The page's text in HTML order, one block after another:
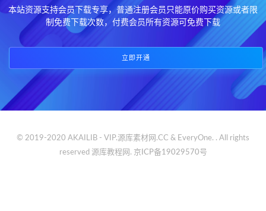
本站资源支持会员下载专享，普通注册会员只能原价购买资源或者限
制免费下载次数，付费会员所有资源可免费下载
立即开通
© 2019-2020 AKAILIB - VIP.源库素材网.CC & EveryOne. . All rights
reserved 源库教程网. 京ICP备19029570号